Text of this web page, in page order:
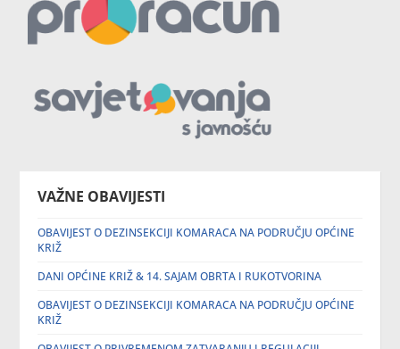
VAŽNE OBAVIJESTI
OBAVIJEST O DEZINSEKCIJI KOMARACA NA PODRUČJU OPĆINE
KRIŽ
DANI OPĆINE KRIŽ & 14. SAJAM OBRTA I RUKOTVORINA
OBAVIJEST O DEZINSEKCIJI KOMARACA NA PODRUČJU OPĆINE
KRIŽ